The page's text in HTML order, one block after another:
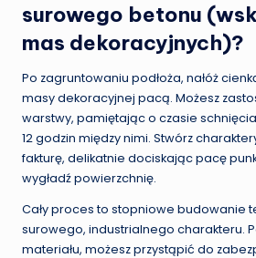
surowego betonu
mas dekoracyjnych)?
Po zagruntowaniu podłoża, nałóż
masy dekoracyjnej pacą. Możesz
warstwy, pamiętając o czasie
12 godzin między nimi. Stwórz
fakturę, delikatnie dociskając pacę
wygładź powierzchnię.
Cały proces to stopniowe budowanie
surowego, industrialnego charakteru.
materiału, możesz przystąpić do